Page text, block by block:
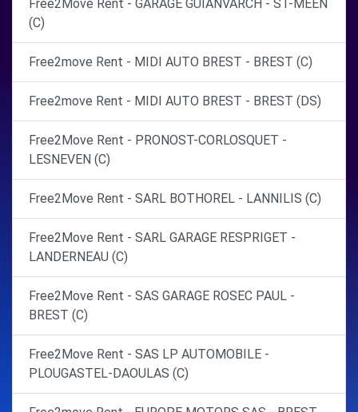
Free2Move Rent - GARAGE GUIANVARCH - ST-MEEN
(C)
Free2move Rent - MIDI AUTO BREST - BREST (C)
Free2move Rent - MIDI AUTO BREST - BREST (DS)
Free2Move Rent - PRONOST-CORLOSQUET -
LESNEVEN (C)
Free2Move Rent - SARL BOTHOREL - LANNILIS (C)
Free2Move Rent - SARL GARAGE RESPRIGET -
LANDERNEAU (C)
Free2Move Rent - SAS GARAGE ROSEC PAUL -
BREST (C)
Free2Move Rent - SAS LP AUTOMOBILE -
PLOUGASTEL-DAOULAS (C)